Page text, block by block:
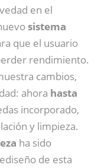
en el
sistema
que el usuario
rendimiento.
cambios,
ahora hasta
incorporado,
y limpieza.
ha sido
de esta